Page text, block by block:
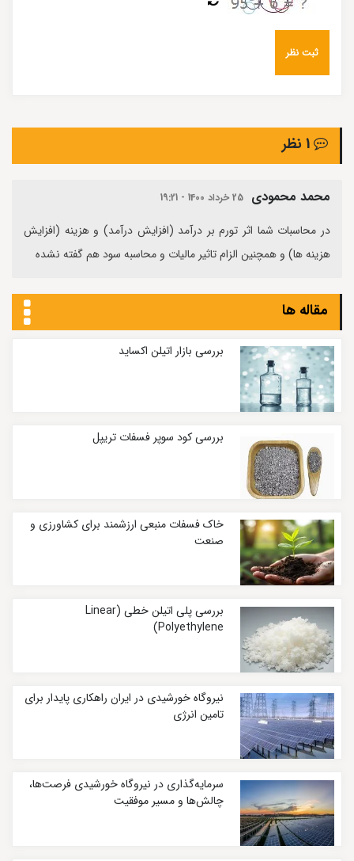
محمد محمودی 25 خرداد 1400 - 19:21
در محاسبات شما اثر تورم بر درآمد (افزایش درآمد) و هزینه (افزایش
هزینه ها) و همچنین الزام تاثیر مالیات و محاسبه سود هم گفته نشده
مقاله ها
بررسی بازار اتیلن اکساید
بررسی کود سوپر فسفات تریپل
خاک فسفات منبعی ارزشمند برای کشاورزی و
صنعت
بررسی پلی اتیلن خطی (Linear
Polyethylene)
نیروگاه خورشیدی در ایران راهکاری پایدار برای
تامین انرژی
سرمایه‌گذاری در نیروگاه خورشیدی فرصت‌ها،
چالش‌ها و مسیر موفقیت